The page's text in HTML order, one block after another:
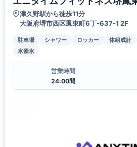
津久野駅から徒歩11分
大阪府堺市西区鳳東町6丁-637-1 2F
駐車場 シャワー ロッカー 体組成計
水素水
営業時間
24:00間